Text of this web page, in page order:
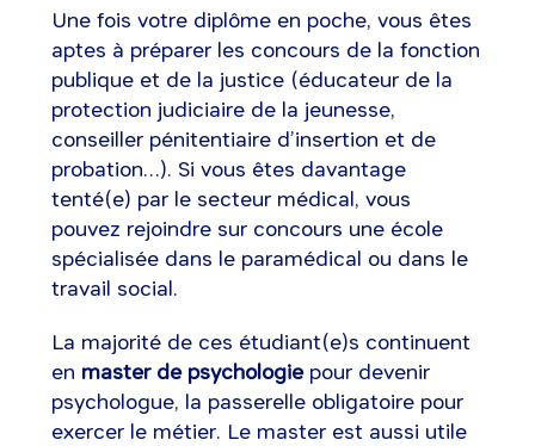
Une fois votre diplôme en poche, vous êtes
aptes à préparer les concours de la fonction
publique et de la justice (éducateur de la
protection judiciaire de la jeunesse,
conseiller pénitentiaire d’insertion et de
probation…). Si vous êtes davantage
tenté(e) par le secteur médical, vous
pouvez rejoindre sur concours une école
spécialisée dans le paramédical ou dans le
travail social.
La majorité de ces étudiant(e)s continuent
en master de psychologiepour devenir
psychologue, la passerelle obligatoire pour
exercer le métier. Le master est aussi utile